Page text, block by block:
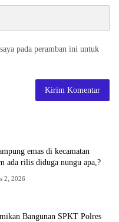
pada peramban ini untuk
emas di kecamatan
ada rilis diduga nungu apa,?
2, 2026
Bangunan SPKT Polres